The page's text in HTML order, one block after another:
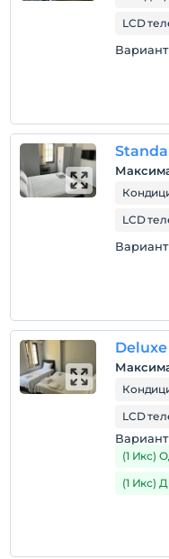
С детей младше 2
Плата за 1 ребенка
не взимается.
LCD
LCD
LCD
(1 Икс)
(1 Икс)